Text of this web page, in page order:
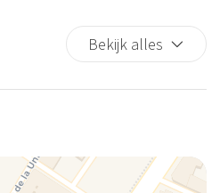
Bekijk alles